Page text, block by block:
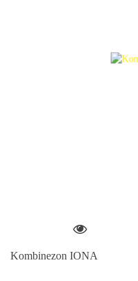
Kombinezon IONA